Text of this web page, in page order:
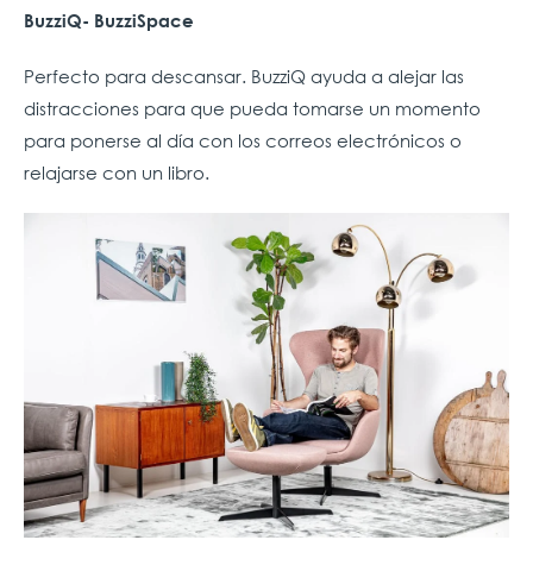
BuzziQ- BuzziSpace
Perfecto para descansar. BuzziQ ayuda a alejar las
distracciones para que pueda tomarse un momento
para ponerse al día con los correos electrónicos o
relajarse con un libro.